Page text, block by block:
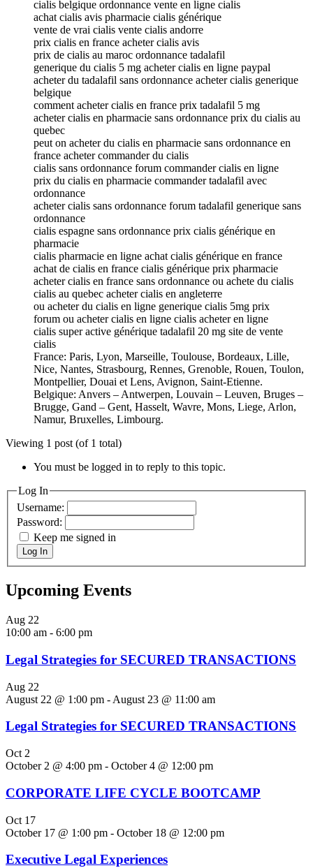
cialis belgique ordonnance vente en ligne cialis
achat cialis avis pharmacie cialis générique
vente de vrai cialis vente cialis andorre
prix cialis en france acheter cialis avis
prix de cialis au maroc ordonnance tadalafil
generique du cialis 5 mg acheter cialis en ligne paypal
acheter du tadalafil sans ordonnance acheter cialis generique
belgique
comment acheter cialis en france prix tadalafil 5 mg
acheter cialis en pharmacie sans ordonnance prix du cialis au
quebec
peut on acheter du cialis en pharmacie sans ordonnance en
france acheter commander du cialis
cialis sans ordonnance forum commander cialis en ligne
prix du cialis en pharmacie commander tadalafil avec
ordonnance
acheter cialis sans ordonnance forum tadalafil generique sans
ordonnance
cialis espagne sans ordonnance prix cialis générique en
pharmacie
cialis pharmacie en ligne achat cialis générique en france
achat de cialis en france cialis générique prix pharmacie
acheter cialis en france sans ordonnance ou achete du cialis
cialis au quebec acheter cialis en angleterre
ou acheter du cialis en ligne generique cialis 5mg prix
forum ou acheter cialis en ligne cialis acheter en ligne
cialis super active générique tadalafil 20 mg site de vente
cialis
France: Paris, Lyon, Marseille, Toulouse, Bordeaux, Lille,
Nice, Nantes, Strasbourg, Rennes, Grenoble, Rouen, Toulon,
Montpellier, Douai et Lens, Avignon, Saint-Etienne.
Belgique: Anvers – Antwerpen, Louvain – Leuven, Bruges –
Brugge, Gand – Gent, Hasselt, Wavre, Mons, Liege, Arlon,
Namur, Bruxelles, Limbourg.
Viewing 1 post (of 1 total)
You must be logged in to reply to this topic.
Log In
Username:
Password:
Keep me signed in
Log In
Upcoming Events
Aug 22
10:00 am - 6:00 pm
Legal Strategies for SECURED TRANSACTIONS
Aug 22
August 22 @ 1:00 pm - August 23 @ 11:00 am
Legal Strategies for SECURED TRANSACTIONS
Oct 2
October 2 @ 4:00 pm - October 4 @ 12:00 pm
CORPORATE LIFE CYCLE BOOTCAMP
Oct 17
October 17 @ 1:00 pm - October 18 @ 12:00 pm
Executive Legal Experiences